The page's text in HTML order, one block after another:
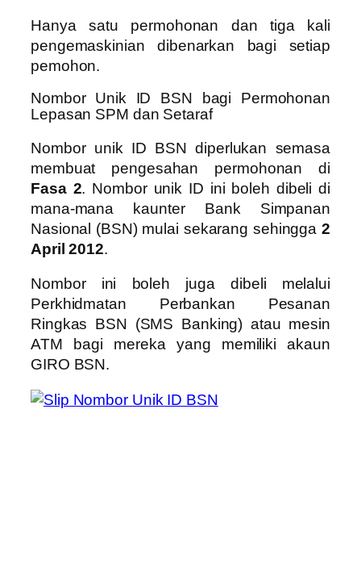
Hanya satu permohonan dan tiga kali
pengemaskinian dibenarkan bagi setiap
pemohon.
Nombor Unik ID BSN bagi Permohonan
Lepasan SPM dan Setaraf
Nombor unik ID BSN diperlukan semasa
membuat pengesahan permohonan di
Fasa 2. Nombor unik ID ini boleh dibeli di
mana-mana kaunter Bank Simpanan
Nasional (BSN) mulai sekarang sehingga2
April 2012.
Nombor ini boleh juga dibeli melalui
Perkhidmatan Perbankan Pesanan
Ringkas BSN (SMS Banking) atau mesin
ATM bagi mereka yang memiliki akaun
GIRO BSN.